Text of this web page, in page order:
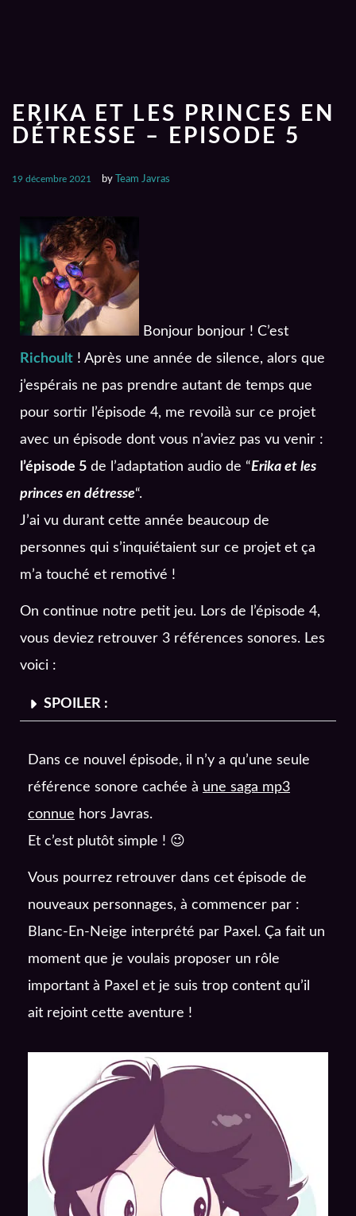
ERIKA ET LES PRINCES EN
DÉTRESSE – EPISODE 5
19 décembre 2021 by Team Javras
Bonjour bonjour ! C’est
Richoult ! Après une année de silence, alors que
j’espérais ne pas prendre autant de temps que
pour sortir l’épisode 4, me revoilà sur ce projet
avec un épisode dont vous n’aviez pas vu venir :
l’épisode 5 de l’adaptation audio de “Erika et les
princes en détresse“.
J’ai vu durant cette année beaucoup de
personnes qui s’inquiétaient sur ce projet et ça
m’a touché et remotivé !
On continue notre petit jeu. Lors de l’épisode 4,
vous deviez retrouver 3 références sonores. Les
voici :
SPOILER :
Dans ce nouvel épisode, il n’y a qu’une seule
référence sonore cachée à une saga mp3
connue hors Javras.
Et c’est plutôt simple ! 😉
Vous pourrez retrouver dans cet épisode de
nouveaux personnages, à commencer par :
Blanc-En-Neige interprété par Paxel. Ça fait un
moment que je voulais proposer un rôle
important à Paxel et je suis trop content qu’il
ait rejoint cette aventure !